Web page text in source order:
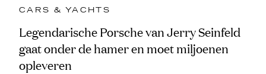
CARS & YACHTS
Legendarische Porsche van Jerry Seinfeld
gaat onder de hamer en moet miljoenen
opleveren